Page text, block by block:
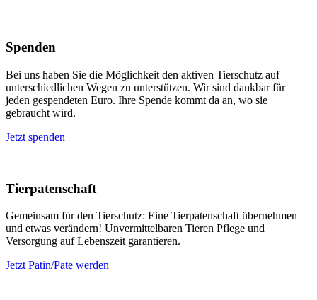
Spenden
Bei uns haben Sie die Möglichkeit den aktiven Tierschutz auf
unterschiedlichen Wegen zu unterstützen. Wir sind dankbar für
jeden gespendeten Euro. Ihre Spende kommt da an, wo sie
gebraucht wird.
Jetzt spenden
Tierpatenschaft
Gemeinsam für den Tierschutz: Eine Tierpatenschaft übernehmen
und etwas verändern! Unvermittelbaren Tieren Pflege und
Versorgung auf Lebenszeit garantieren.
Jetzt Patin/Pate werden